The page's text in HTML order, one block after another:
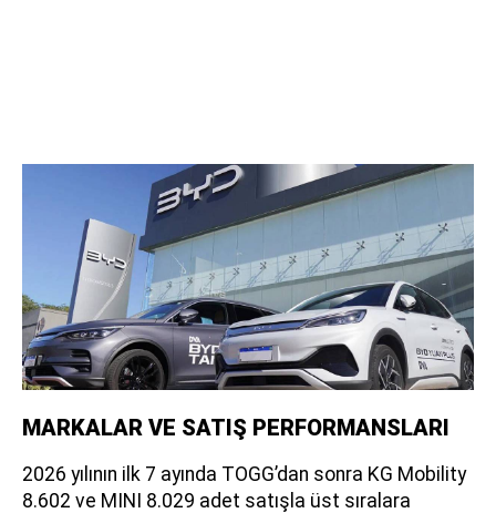
MARKALAR VE SATIŞ PERFORMANSLARI
2026 yılının ilk 7 ayında TOGG’dan sonra KG Mobility
8.602 ve MINI 8.029 adet satışla üst sıralara